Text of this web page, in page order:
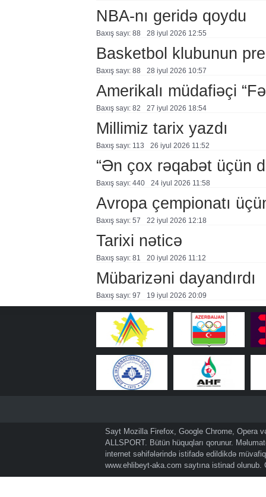
NBA-nı geridə qoydu
Baxış sayı: 88 28 i̇yul 2026 12:55
Basketbol klubunun
Baxış sayı: 88 28 i̇yul 2026 10:57
Amerikalı müdafiəçi
Baxış sayı: 82 27 i̇yul 2026 18:54
Millimiz tarix yazdı
Baxış sayı: 113 26 i̇yul 2026 11:52
“Ən çox rəqabət üçün
Baxış sayı: 440 24 i̇yul 2026 11:58
Avropa çempionatı
Baxış sayı: 57 22 i̇yul 2026 12:18
Tarixi nəticə
Baxış sayı: 81 20 i̇yul 2026 11:12
Mübarizəni dayandırdı
Baxış sayı: 97 19 i̇yul 2026 20:09
Sayt Mozilla Firefox, Google Chrome, Opera
ALLSPORT. Bütün hüquqları qorunur.
internet səhifələrində istifadə edildikdə
www.ehlibeyt-aka.com saytına istinad olunub.